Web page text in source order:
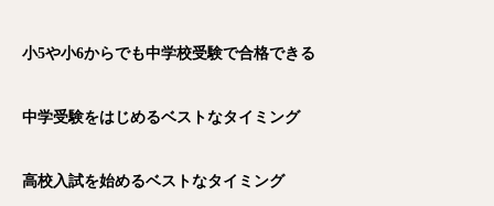
小5や小6からでも中学校受験で合格できる
中学受験をはじめるベストなタイミング
高校入試を始めるベストなタイミング